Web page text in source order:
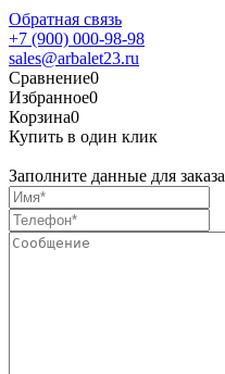
Обратная связь
+7 (900) 000-98-98
sales@arbalet23.ru
Сравнение0
Избранное0
Корзина0
Купить в один клик
Заполните данные для заказа